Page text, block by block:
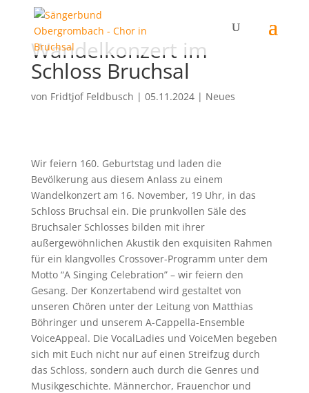
Wandelkonzert im
Schloss Bruchsal
von Fridtjof Feldbusch | 05.11.2024| Neues
Wir feiern 160. Geburtstag und laden die
Bevölkerung aus diesem Anlass zu einem
Wandelkonzert am 16. November, 19 Uhr, in das
Schloss Bruchsal ein. Die prunkvollen Säle des
Bruchsaler Schlosses bilden mit ihrer
außergewöhnlichen Akustik den exquisiten Rahmen
für ein klangvolles Crossover-Programm unter dem
Motto “A Singing Celebration” – wir feiern den
Gesang. Der Konzertabend wird gestaltet von
unseren Chören unter der Leitung von Matthias
Böhringer und unserem A-Cappella-Ensemble
VoiceAppeal. Die VocalLadies und VoiceMen begeben
sich mit Euch nicht nur auf einen Streifzug durch
das Schloss, sondern auch durch die Genres und
Musikgeschichte. Männerchor, Frauenchor und